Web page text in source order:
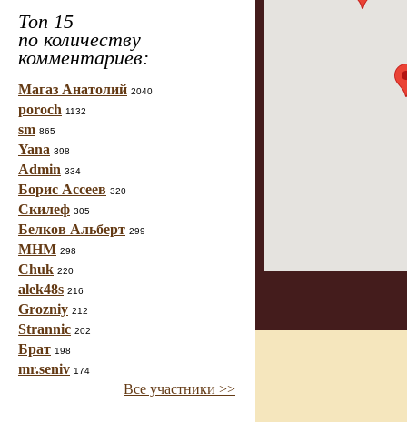
Топ 15
по количеству
комментариев:
Магаз Анатолий 2040
poroch 1132
sm 865
Yana 398
Admin 334
Борис Ассеев 320
Скилеф 305
Белков Альберт 299
МНМ 298
Chuk 220
alek48s 216
Grozniy 212
Strannic 202
Брат 198
mr.seniv 174
Все участники >>